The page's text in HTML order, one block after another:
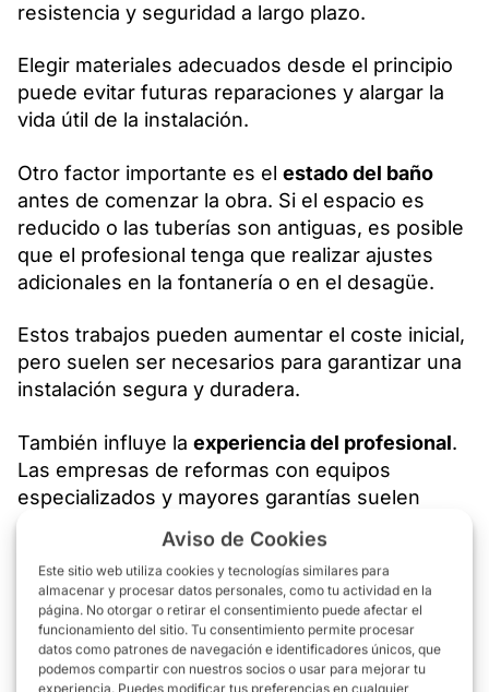
Aviso de Cookies
Este sitio web utiliza cookies y tecnologías similares para
almacenar y procesar datos personales, como tu actividad en la
página. No otorgar o retirar el consentimiento puede afectar el
funcionamiento del sitio. Tu consentimiento permite procesar
datos como patrones de navegación e identificadores únicos, que
podemos compartir con nuestros socios o usar para mejorar tu
experiencia. Puedes modificar tus preferencias en cualquier
resistencia y seguridad a largo plazo.
Elegir materiales adecuados desde el principio
puede evitar futuras reparaciones y alargar la
vida útil de la instalación.
Otro factor importante es el estado del baño
antes de comenzar la obra. Si el espacio es
reducido o las tuberías son antiguas, es posible
que el profesional tenga que realizar ajustes
adicionales en la fontanería o en el desagüe.
Estos trabajos pueden aumentar el coste inicial,
pero suelen ser necesarios para garantizar una
instalación segura y duradera.
También influye la experiencia del profesional.
Las empresas de reformas con equipos
especializados y mayores garantías suelen
Sin embargo, suelen ofrecer mayor seguridad
en la ejecución, mejor planificación de la obra y
soporte en caso de cualquier incidencia
después de la instalación.